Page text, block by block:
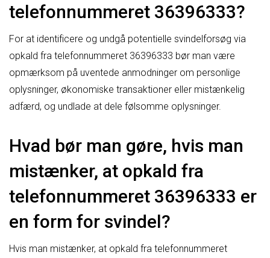
telefonnummeret 36396333?
For at identificere og undgå potentielle svindelforsøg via
opkald fra telefonnummeret 36396333 bør man være
opmærksom på uventede anmodninger om personlige
oplysninger, økonomiske transaktioner eller mistænkelig
adfærd, og undlade at dele følsomme oplysninger.
Hvad bør man gøre, hvis man
mistænker, at opkald fra
telefonnummeret 36396333 er
en form for svindel?
Hvis man mistænker, at opkald fra telefonnummeret